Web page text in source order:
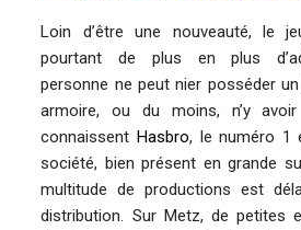
Loin d’être une nouveauté, le
pourtant de plus en plus
personne ne peut nier posséder
armoire, ou du moins, n’y
connaissent Hasbro, le numéro 1
société, bien présent en grande
multitude de productions est
distribution. Sur Metz, de petites